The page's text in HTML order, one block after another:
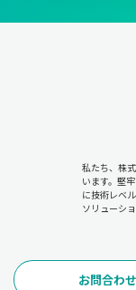
私たち、株
います。堅
に技術レベ
ソリューシ
お問合わせ